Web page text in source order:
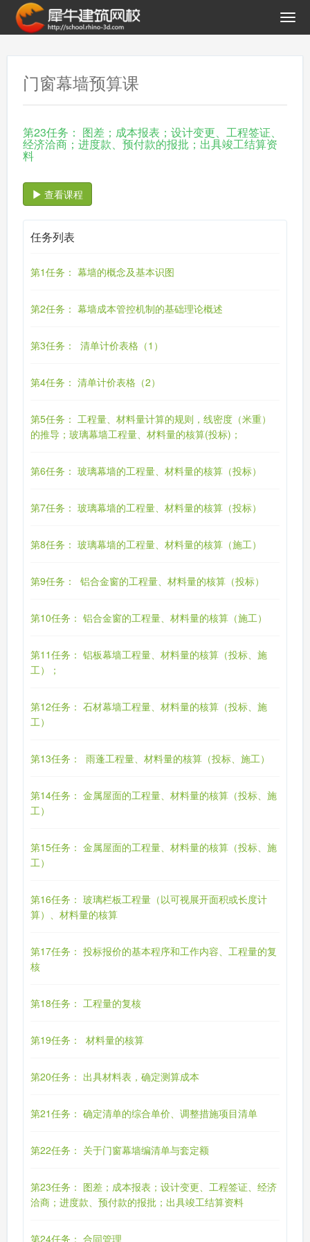
门窗幕墙预算课
第23任务： 图差；成本报表；设计变更、工程签证、
经济洽商；进度款、预付款的报批；出具竣工结算资
料
查看课程
任务列表
第1任务： 幕墙的概念及基本识图
第2任务： 幕墙成本管控机制的基础理论概述
第3任务： 清单计价表格（1）
第4任务： 清单计价表格（2）
第5任务： 工程量、材料量计算的规则，线密度（米重）
的推导；玻璃幕墙工程量、材料量的核算(投标)；
第6任务： 玻璃幕墙的工程量、材料量的核算（投标）
第7任务： 玻璃幕墙的工程量、材料量的核算（投标）
第8任务： 玻璃幕墙的工程量、材料量的核算（施工）
第9任务： 铝合金窗的工程量、材料量的核算（投标）
第10任务： 铝合金窗的工程量、材料量的核算（施工）
第11任务： 铝板幕墙工程量、材料量的核算（投标、施
工）；
第12任务： 石材幕墙工程量、材料量的核算（投标、施
工）
第13任务： 雨蓬工程量、材料量的核算（投标、施工）
第14任务： 金属屋面的工程量、材料量的核算（投标、施
工）
第15任务： 金属屋面的工程量、材料量的核算（投标、施
工）
第16任务： 玻璃栏板工程量（以可视展开面积或长度计
算）、材料量的核算
第17任务： 投标报价的基本程序和工作内容、工程量的复
核
第18任务： 工程量的复核
第19任务： 材料量的核算
第20任务： 出具材料表，确定测算成本
第21任务： 确定清单的综合单价、调整措施项目清单
第22任务： 关于门窗幕墙编清单与套定额
第23任务： 图差；成本报表；设计变更、工程签证、经济
洽商；进度款、预付款的报批；出具竣工结算资料
第24任务： 合同管理